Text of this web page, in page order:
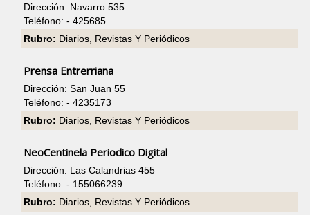
Dirección: Navarro 535
Teléfono: - 425685
Rubro: Diarios, Revistas Y Periódicos
Prensa Entrerriana
Dirección: San Juan 55
Teléfono: - 4235173
Rubro: Diarios, Revistas Y Periódicos
NeoCentinela Periodico Digital
Dirección: Las Calandrias 455
Teléfono: - 155066239
Rubro: Diarios, Revistas Y Periódicos